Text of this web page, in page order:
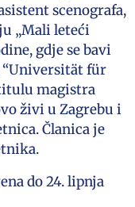
scenografa,
„Mali leteći
gdje se bavi
“Universität für
magistra
živi u Zagrebu i
Članica je
do 24. lipnja